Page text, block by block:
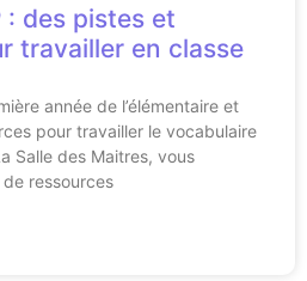
: des pistes et
travailler en classe
année de l’élémentaire et
pour travailler le vocabulaire
Salle des Maitres, vous
ressources